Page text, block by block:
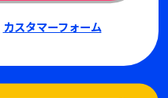
カスタマーフォーム